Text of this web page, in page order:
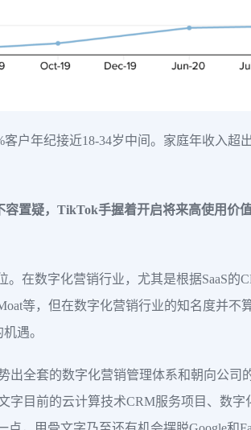
户年纪接近18-34岁中间。家庭年收入超
置疑，TikTok手握着开启将来高使用价
在数字化营销行业，尤其是根据SaaS的
等，但在数字化营销行业的知名度并不
遇。
全套的数字化营销管理体系和朝向公司
字目前的云计算技术CRM服务项目、数